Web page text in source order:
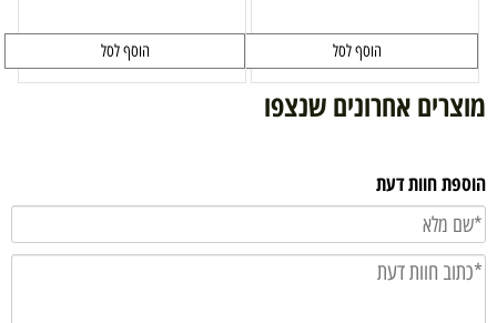
הוסף לסל הוסף לסל
מוצרים אחרונים שנצפו
הוספת חוות דעת